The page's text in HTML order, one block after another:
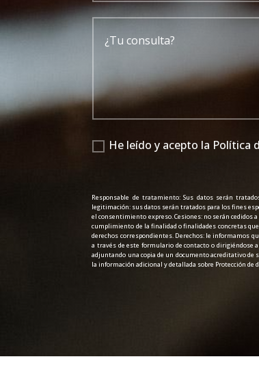
He leído y acepto la Política
Responsable de tratamiento: Sus datos serán
legitimación: sus datos serán tratados para los fines
el consentimiento expreso. Cesiones: no serán cedidos
cumplimiento de la finalidad o finalidades concretas
derechos correspondientes. Derechos: le informamos
a través de este formulario de contacto o dirigiéndose
adjuntando una copia de un documento acreditativo de
la información adicional y detallada sobre Protección de